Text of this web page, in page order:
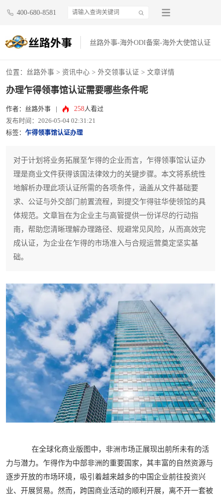
400-680-8581
丝路外事-海外ODI备案-海外大使馆认证
位置： 丝路外事 > 资讯中心 > 外交领事认证 > 文章详情
办理乍得领事馆认证需要哪些条件呢
作者：丝路外事 258人看过
发布时间：2026-05-04 02:31:21
标签： 乍得领事馆认证办理
对于计划将业务拓展至乍得的企业而言，乍得领事馆认证办
理是商业文件获得该国法律效力的关键步骤。本文将系统性
地解析办理此项认证所需的各项条件，涵盖从文件基础要
求、公证与外交部门前置流程，到提交乍得驻华使领馆的具
体规范。文章旨在为企业主与高管提供一份详尽的行动指
南，帮助您清晰理解办理路径、规避常见风险，从而高效完
成认证，为企业在乍得的市场准入与合规运营奠定坚实基
础。
在全球化商业版图中，非洲市场正展现出前所未有的活
力与潜力。乍得作为中部非洲的重要国家，其丰富的自然资源与
逐步开放的市场环境，吸引着越来越多的中国企业前往投资兴
业、开展贸易。然而，跨国商业活动的顺利开展，离不开一套被